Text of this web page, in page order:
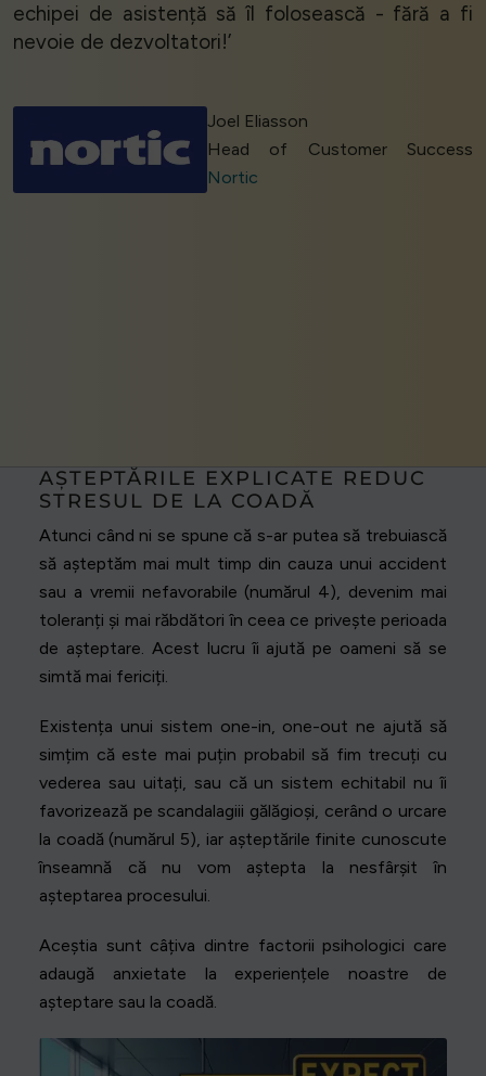
echipei de asistență să îl folosească - fără a fi
nevoie de dezvoltatori!’
Joel Eliasson
Head of Customer Success
Nortic
AȘTEPTĂRILE EXPLICATE REDUC
STRESUL DE LA COADĂ
Atunci când ni se spune că s-ar putea să trebuiască
să așteptăm mai mult timp din cauza unui accident
sau a vremii nefavorabile (numărul 4), devenim mai
toleranți și mai răbdători în ceea ce privește perioada
de așteptare. Acest lucru îi ajută pe oameni să se
simtă mai fericiți.
Existența unui sistem one-in, one-out ne ajută să
simțim că este mai puțin probabil să fim trecuți cu
vederea sau uitați, sau că un sistem echitabil nu îi
favorizează pe scandalagiii gălăgioși, cerând o urcare
la coadă (numărul 5), iar așteptările finite cunoscute
înseamnă că nu vom aștepta la nesfârșit în
așteptarea procesului.
Aceștia sunt câțiva dintre factorii psihologici care
adaugă anxietate la experiențele noastre de
așteptare sau la coadă.